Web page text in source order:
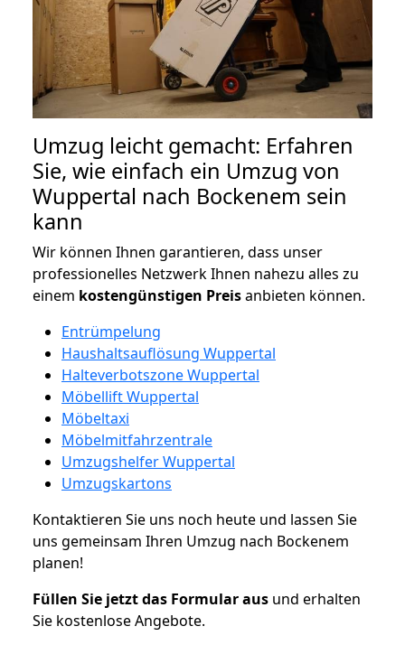
Umzug leicht gemacht: Erfahren
Sie, wie einfach ein Umzug von
Wuppertal nach Bockenem sein
kann
Wir können Ihnen garantieren, dass unser
professionelles Netzwerk Ihnen nahezu alles zu
einem kostengünstigen Preisanbieten können.
Entrümpelung
Haushaltsauflösung Wuppertal
Halteverbotszone Wuppertal
Möbellift Wuppertal
Möbeltaxi
Möbelmitfahrzentrale
Umzugshelfer Wuppertal
Umzugskartons
Kontaktieren Sie uns noch heute und lassen Sie
uns gemeinsam Ihren Umzug nach Bockenem
planen!
Füllen Sie jetzt das Formular aus und erhalten
Sie kostenlose Angebote.